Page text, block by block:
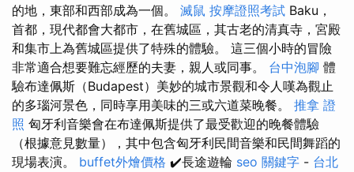
的地，東部和西部成為一個。 滅鼠 按摩證照考試 Baku，
首都，現代都會大都市，在舊城區，其古老的清真寺，宮殿
和集市上為舊城區提供了特殊的體驗。 這三個小時的冒險
非常適合想要難忘經歷的夫妻，親人或同事。 台中泡腳 體
驗布達佩斯（Budapest）美妙的城市景觀和令人嘆為觀止
的多瑙河景色，同時享用美味的三或六道菜晚餐。 推拿 證
照 匈牙利音樂會在布達佩斯提供了最受歡迎的晚餐體驗
（根據意見數量），其中包含匈牙利民間音樂和民間舞蹈的
現場表演。 buffet外燴價格 ✔️長途遊輪 seo 關鍵字 - 台北